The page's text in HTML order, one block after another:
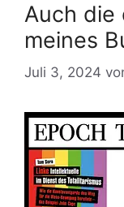
Auch die
meines
Juli 3, 2024